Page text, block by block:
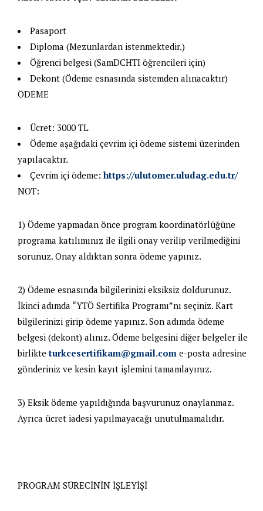
Pasaport
Diploma (Mezunlardan istenmektedir.)
Öğrenci belgesi (SamDCHTI öğrencileri için)
Dekont (Ödeme esnasında sistemden alınacaktır)
ÖDEME
Ücret: 3000 TL
Ödeme aşağıdaki çevrim içi ödeme sistemi üzerinden
yapılacaktır.
Çevrim içi ödeme: https://ulutomer.uludag.edu.tr/
NOT:
1) Ödeme yapmadan önce program koordinatörlüğüne
programa katılımınız ile ilgili onay verilip verilmediğini
sorunuz. Onay aldıktan sonra ödeme yapınız.
2) Ödeme esnasında bilgilerinizi eksiksiz doldurunuz.
İkinci adımda “YTÖ Sertifika Programı”nı seçiniz. Kart
bilgilerinizi girip ödeme yapınız. Son adımda ödeme
belgesi (dekont) alınız. Ödeme belgesini diğer belgeler ile
birlikteturkcesertifikam@gmail.com e-posta adresine
gönderiniz ve kesin kayıt işlemini tamamlayınız.
3) Eksik ödeme yapıldığında başvurunuz onaylanmaz.
Ayrıca ücret iadesi yapılmayacağı unutulmamalıdır.
PROGRAM SÜRECİNİN İŞLEYİŞİ